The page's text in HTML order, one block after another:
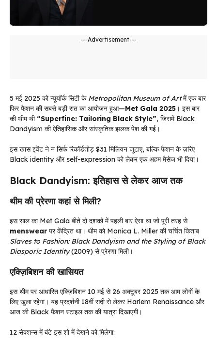
---Advertisement---
5 मई 2025 को न्यूयॉर्क सिटी के Metropolitan Museum of Artमें एक बार
फिर फैशन की सबसे बड़ी रात का आयोजन हुआ—Met Gala 2025 । इस बार
की थीम थी “Superfine: Tailoring Black Style”, जिसमें Black
Dandyism की ऐतिहासिक और सांस्कृतिक झलक पेश की गई।
इस खास इवेंट ने न सिर्फ रिकॉर्डतोड़ $31 मिलियन जुटाए, बल्कि फैशन के ज़रिए
Black identity और self-expression को लेकर एक अहम मैसेज भी दिया।
Black Dandyism: इतिहास से लेकर आज तक
थीम की प्रेरणा कहां से मिली?
इस साल का Met Gala बीते दो दशकों में पहली बार ऐसा था जो पूरी तरह से
menswearपर केंद्रित था। थीम को Monica L. Miller की चर्चित किताब
Slaves to Fashion: Black Dandyism and the Styling of Black
Diasporic Identity(2009) से प्रेरणा मिली।
एक्ज़िबिशन की खासियत
इस थीम पर आधारित एक्ज़िबिशन 10 मई से 26 अक्टूबर 2025 तक आम लोगों के
लिए खुला रहेगा। यह प्रदर्शनी 18वीं सदी से लेकर Harlem Renaissance और
आज की Black फैशन स्टाइल तक की यात्रा दिखाएगी।
12 सेक्शन्स में बंटे इस शो में देखने को मिलेगा: